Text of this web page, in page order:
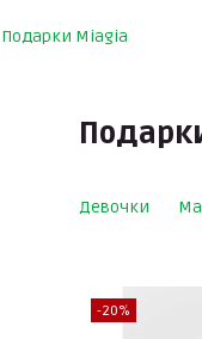
Подарки Miagia
Девочки
-20%